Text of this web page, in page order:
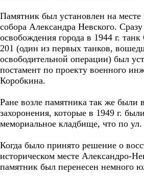
Памятник был установлен на месте
собора Александра Невского.
освобождения города в 1944 г.
201 (один из первых танков,
освободительной операции) был
постамент по проекту военного
Коробкина.
Ране возле памятника так же были
захоронения, которые в 1949 г.
мемориальное кладбище, что по
Когда было принято решение о
историческом месте Александро-
памятник был перенесен немного